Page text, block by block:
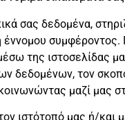
σας δεδομένα,
συμφέροντος.
της ιστοσελίδας
δεδομένων, τον
μαζί μας
ιστότοπό μας ή/